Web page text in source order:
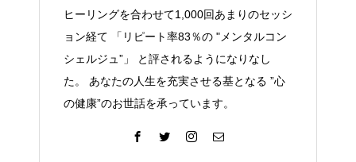
ヒーリングを合わせて1,000回あまりのセッシ
ョン経て 「リピート率83％の "メンタルコン
シェルジュ”」 と評されるようになりなし
た。 あなたの人生を充実させる基となる ”心
の健康”のお世話を承っています。